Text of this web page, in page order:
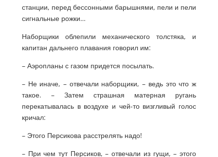
станции, перед бессонными барышнями, пели и пели
сигнальные рожки…
Наборщики облепили механического толстяка, и
капитан дальнего плавания говорил им:
– Аэропланы с газом придется посылать.
– Не иначе, – отвечали наборщики, – ведь это что ж
такое. – Затем страшная матерная ругань
перекатывалась в воздухе и чей-то визгливый голос
кричал:
– Этого Персикова расстрелять надо!
– При чем тут Персиков, – отвечали из гущи, – этого